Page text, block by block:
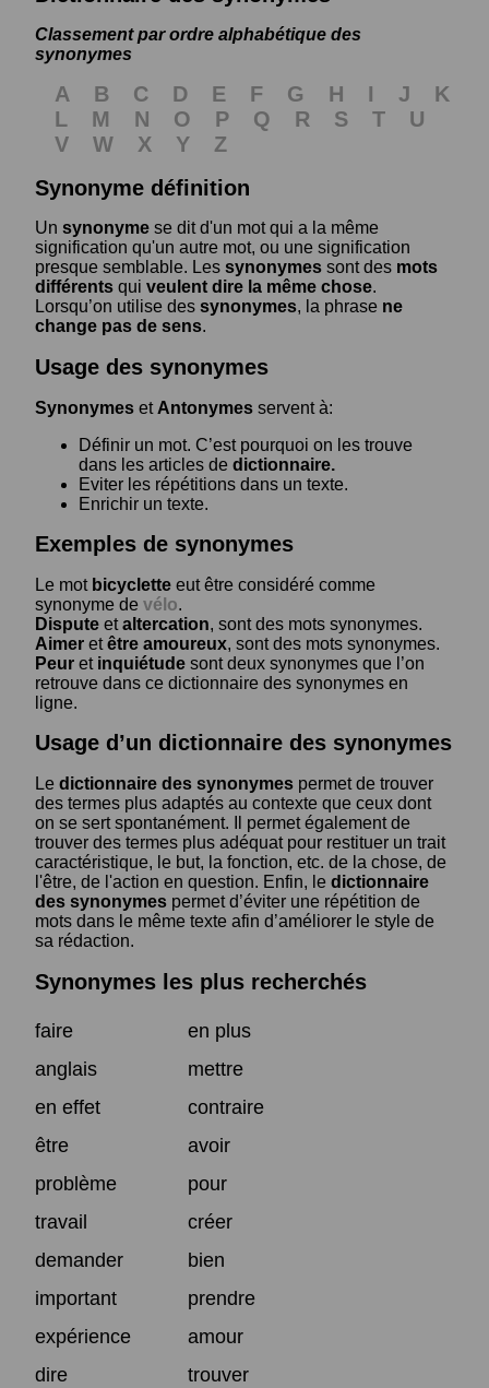
Classement par ordre alphabétique des
synonymes
A B C D E F G H I J
K
L
M N O P Q R S T
U
V
W X Y
Z
Synonyme définition
Un synonyme se dit d'un mot qui a la même
signification qu'un autre mot, ou une signification
presque semblable. Les synonymes sont des mots
différents qui veulent dire la même chose.
Lorsqu’on utilise des synonymes, la phrase ne
change pas de sens.
Usage des synonymes
Synonymes et Antonymes servent à:
Définir un mot. C’est pourquoi on les trouve
dans les articles de dictionnaire.
Eviter les répétitions dans un texte.
Enrichir un texte.
Exemples de synonymes
Le mot bicyclette eut être considéré comme
synonyme de vélo.
Dispute etaltercation, sont des mots synonymes.
Aimer etêtre amoureux, sont des mots synonymes.
Peur et inquiétude sont deux synonymes que l’on
retrouve dans ce dictionnaire des synonymes en
ligne.
Usage d’un dictionnaire des synonymes
Le dictionnaire des synonymes permet de trouver
des termes plus adaptés au contexte que ceux dont
on se sert spontanément. Il permet également de
trouver des termes plus adéquat pour restituer un trait
caractéristique, le but, la fonction, etc. de la chose, de
l'être, de l'action en question. Enfin, le dictionnaire
des synonymes permet d’éviter une répétition de
mots dans le même texte afin d’améliorer le style de
sa rédaction.
Synonymes les plus recherchés
faire
en plus
anglais
mettre
en effet
contraire
être
avoir
problème
pour
travail
créer
demander
bien
important
prendre
expérience
amour
dire
trouver